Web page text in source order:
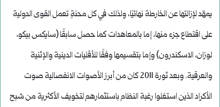
يمهّد لإزالتها عن الخارطة نهائيًا، ولذلك في كل محنةٍ تعمل القوى الدولية
على اقتطاع جزء منها، إما بالمعاهدات كما حصل سابقًا (سايكس بيكو،
لوزان، الاسكندرون) وإما بتقسيمها وفقًا للأقليات الدينية والإثنية
والعرقية. وبعد ثورة 2011 كان من أبرز الأصوات الانفصالية صوت
الأكراد الذين استغلوا رغبة النظام باستثمارهم لتخويف الأكثرية من شبح